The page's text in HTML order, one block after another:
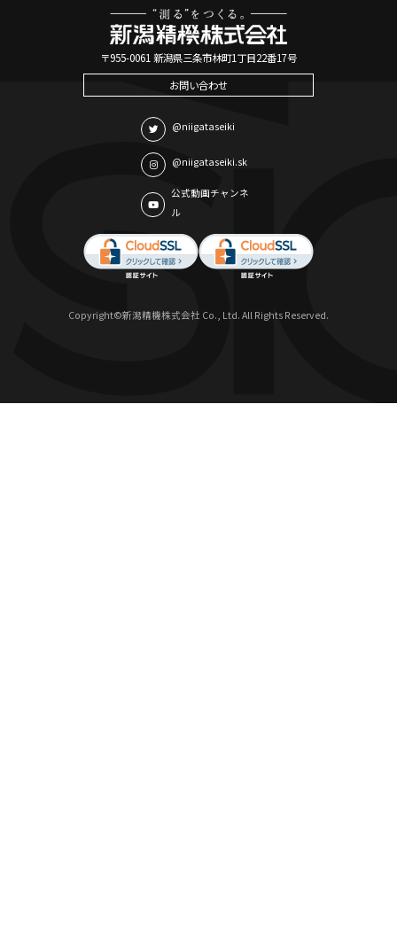
〒955-0061 新潟県三条市林町1丁目22番17号
お問い合わせ
@niigataseiki
@niigataseiki.sk
公式動画チャンネ
ル
Copyright©新潟精機株式会社 Co., Ltd. All Rights Reserved.